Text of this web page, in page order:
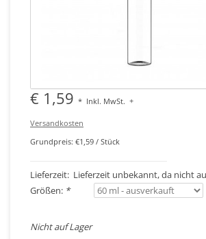
€ 1,59 * Inkl. MwSt. +
Versandkosten
Grundpreis: €1,59 / Stück
Lieferzeit: Lieferzeit unbekannt, da nicht
Größen: *
Nicht auf Lager